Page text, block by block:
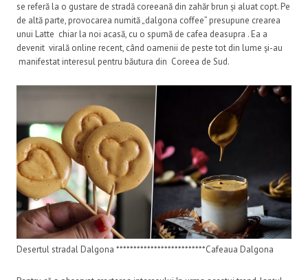
se referă la o gustare de stradă coreeană din zahăr brun și aluat copt. Pe
de altă parte, provocarea numită „dalgona coffee” presupune crearea
unui Latte chiar la noi acasă, cu o spumă de cafea deasupra . Ea a
devenit virală online recent, când oamenii de peste tot din lume și-au
manifestat interesul pentru băutura din Coreea de Sud.
Desertul stradal Dalgona **************************Cafeaua Dalgona